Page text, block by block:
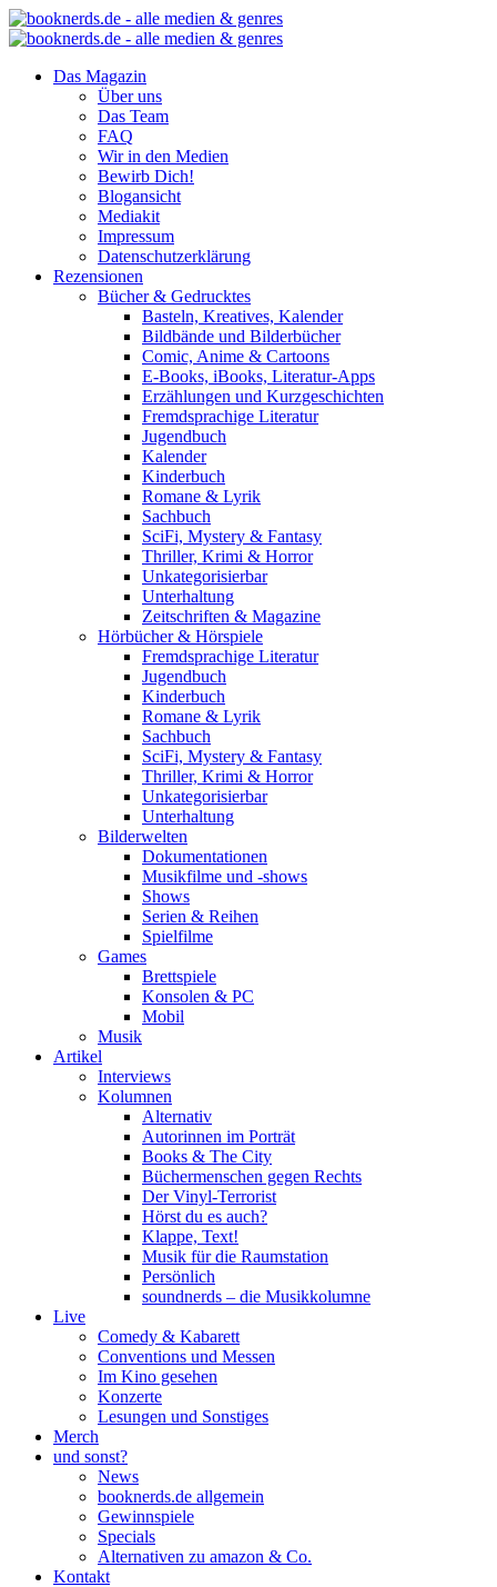
Das Magazin
Über uns
Das Team
FAQ
Wir in den Medien
Bewirb Dich!
Blogansicht
Mediakit
Impressum
Datenschutzerklärung
Rezensionen
Bücher & Gedrucktes
Basteln, Kreatives, Kalender
Bildbände und Bilderbücher
Comic, Anime & Cartoons
E-Books, iBooks, Literatur-Apps
Erzählungen und Kurzgeschichten
Fremdsprachige Literatur
Jugendbuch
Kalender
Kinderbuch
Romane & Lyrik
Sachbuch
SciFi, Mystery & Fantasy
Thriller, Krimi & Horror
Unkategorisierbar
Unterhaltung
Zeitschriften & Magazine
Hörbücher & Hörspiele
Fremdsprachige Literatur
Jugendbuch
Kinderbuch
Romane & Lyrik
Sachbuch
SciFi, Mystery & Fantasy
Thriller, Krimi & Horror
Unkategorisierbar
Unterhaltung
Bilderwelten
Dokumentationen
Musikfilme und -shows
Shows
Serien & Reihen
Spielfilme
Games
Brettspiele
Konsolen & PC
Mobil
Musik
Artikel
Interviews
Kolumnen
Alternativ
Autorinnen im Porträt
Books & The City
Büchermenschen gegen Rechts
Der Vinyl-Terrorist
Hörst du es auch?
Klappe, Text!
Musik für die Raumstation
Persönlich
soundnerds – die Musikkolumne
Live
Comedy & Kabarett
Conventions und Messen
Im Kino gesehen
Konzerte
Lesungen und Sonstiges
Merch
und sonst?
News
booknerds.de allgemein
Gewinnspiele
Specials
Alternativen zu amazon & Co.
Kontakt